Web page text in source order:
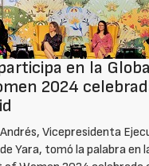
en la
2024
Vicepresidenta
Yara, tomó la palabra en